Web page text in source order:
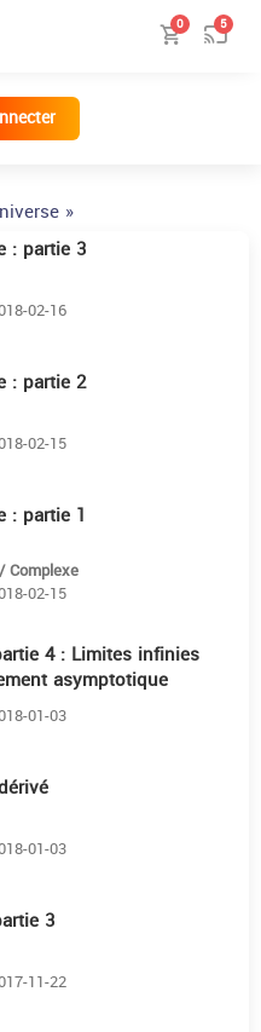
0 5
»
: partie 3
02-16
: partie 2
02-15
: partie 1
Complexe
02-15
4 : Limites infinies
asymptotique
01-03
01-03
3
11-22